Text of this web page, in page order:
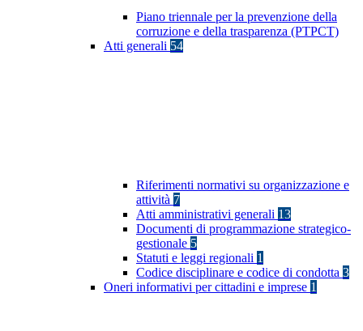
Piano triennale per la prevenzione della
corruzione e della trasparenza (PTPCT)
Atti generali 54
Riferimenti normativi su organizzazione e
attività 7
Atti amministrativi generali 13
Documenti di programmazione strategico-
gestionale 5
Statuti e leggi regionali 1
Codice disciplinare e codice di condotta 3
Oneri informativi per cittadini e imprese 1